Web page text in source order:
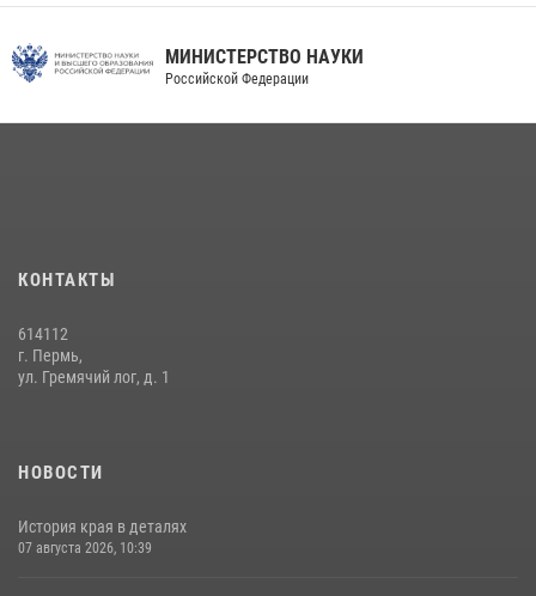
небесного покровителя войск национальной гвардии Российской
Федерации»
МИНИСТЕРСТВО НАУКИ
Российской Федерации
КОНТАКТЫ
614112
г. Пермь,
ул. Гремячий лог, д. 1
НОВОСТИ
История края в деталях
07 августа 2026, 10:39